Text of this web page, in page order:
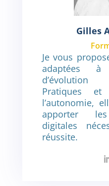
Gilles
Je vous
adaptées
d’évolution
Pratiques et
l’autonomie,
apporter les
digitales
réussite.